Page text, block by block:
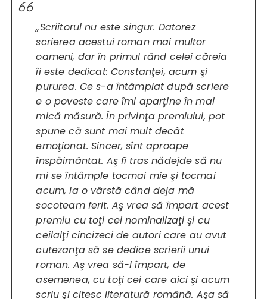
„Scriitorul nu este singur. Datorez
scrierea acestui roman mai multor
oameni, dar în primul rând celei căreia
îi este dedicat: Constanţei, acum şi
pururea. Ce s-a întâmplat după scriere
e o poveste care îmi aparţine în mai
mică măsură. În privinţa premiului, pot
spune că sunt mai mult decât
emoţionat. Sincer, sînt aproape
înspăimântat. Aş fi tras nădejde să nu
mi se întâmple tocmai mie şi tocmai
acum, la o vârstă când deja mă
socoteam ferit. Aş vrea să împart acest
premiu cu toţi cei nominalizaţi şi cu
ceilalţi cincizeci de autori care au avut
cutezanţa să se dedice scrierii unui
roman. Aş vrea să-l împart, de
asemenea, cu toţi cei care aici şi acum
scriu şi citesc literatură română. Aşa să